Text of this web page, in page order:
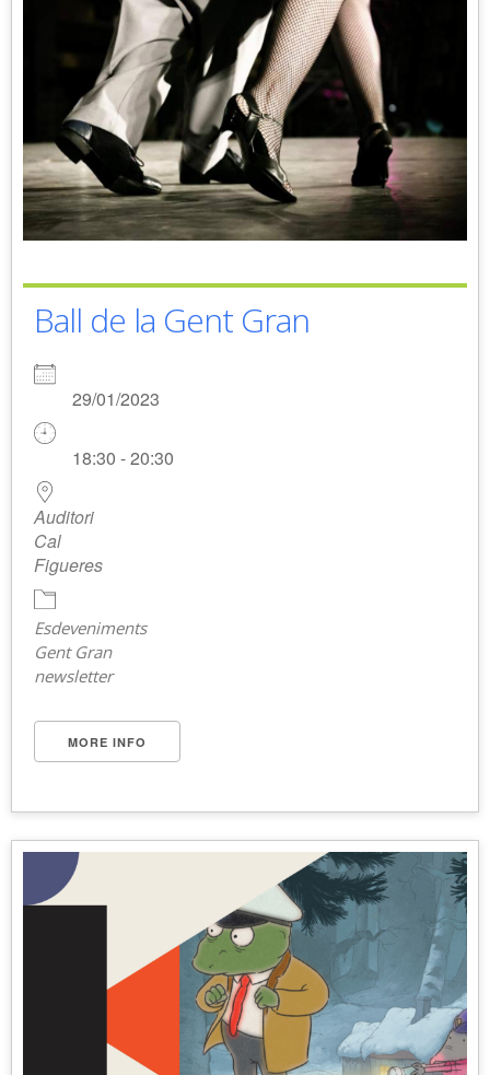
Ball de la Gent Gran
29/01/2023
18:30 - 20:30
Auditori
Cal
Figueres
Esdeveniments
Gent Gran
newsletter
MORE INFO